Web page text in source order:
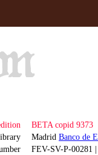
BETA copid 9373
Madrid Banco de
FEV-SV-P-00281 |